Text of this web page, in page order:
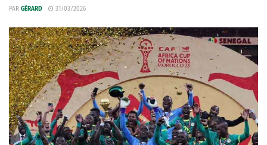
PAR GÉRARD 31/03/2026